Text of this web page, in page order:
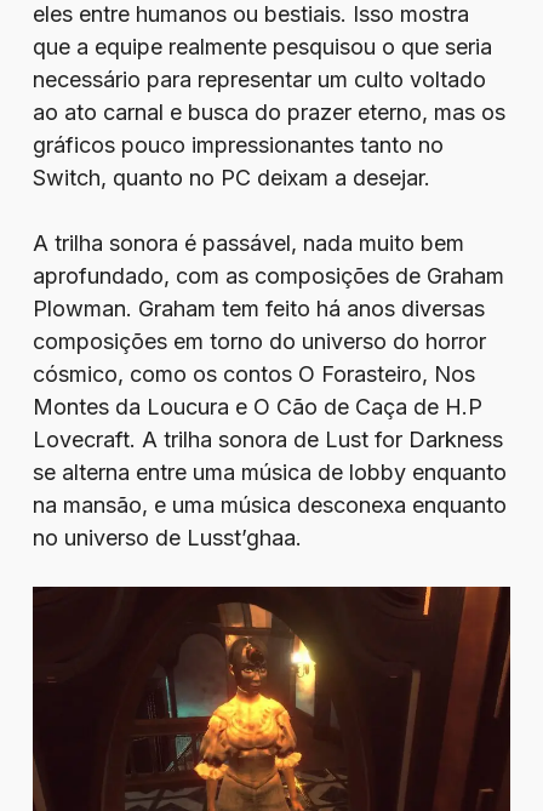
eles entre humanos ou bestiais. Isso mostra
que a equipe realmente pesquisou o que seria
necessário para representar um culto voltado
ao ato carnal e busca do prazer eterno, mas os
gráficos pouco impressionantes tanto no
Switch, quanto no PC deixam a desejar.
A trilha sonora é passável, nada muito bem
aprofundado, com as composições de Graham
Plowman. Graham tem feito há anos diversas
composições em torno do universo do horror
cósmico, como os contos O Forasteiro, Nos
Montes da Loucura e O Cão de Caça de H.P
Lovecraft. A trilha sonora de Lust for Darkness
se alterna entre uma música de lobby enquanto
na mansão, e uma música desconexa enquanto
no universo de Lusst’ghaa.